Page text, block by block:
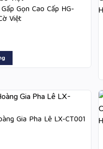
Gọn Cao Cấp HG-
Việt
Gia Pha Lê LX-CT001